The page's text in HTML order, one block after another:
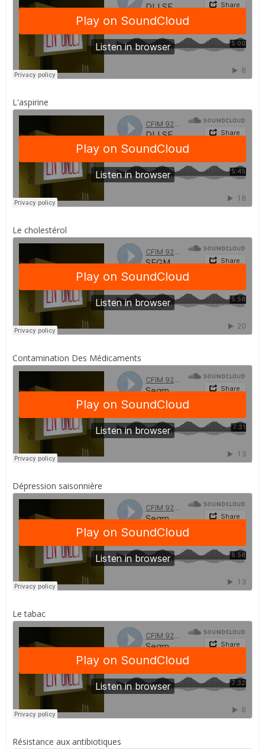
L'aspirine
Le cholestérol
Contamination Des Médicaments
Dépression saisonnière
Le tabac
Résistance aux antibiotiques